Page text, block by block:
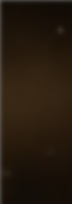
Panneau de gestion